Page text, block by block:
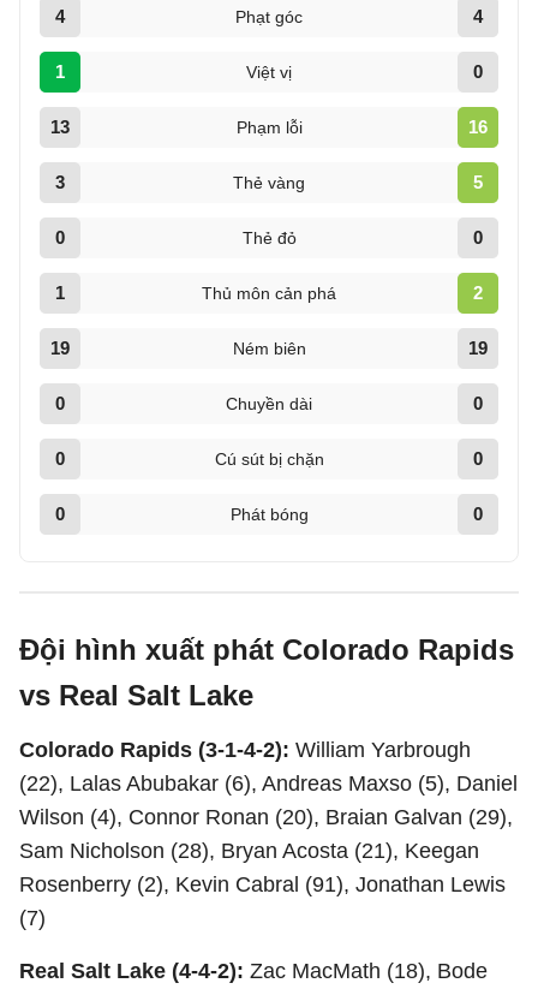
4 Phạt góc 4
1 Việt vị 0
13 Phạm lỗi 16
3 Thẻ vàng 5
0 Thẻ đỏ 0
1 Thủ môn cản phá 2
19 Ném biên 19
0 Chuyền dài 0
0 Cú sút bị chặn 0
0 Phát bóng 0
Đội hình xuất phát Colorado Rapids
vs Real Salt Lake
Colorado Rapids (3-1-4-2): William Yarbrough
(22), Lalas Abubakar (6), Andreas Maxso (5), Daniel
Wilson (4), Connor Ronan (20), Braian Galvan (29),
Sam Nicholson (28), Bryan Acosta (21), Keegan
Rosenberry (2), Kevin Cabral (91), Jonathan Lewis
(7)
Real Salt Lake (4-4-2): Zac MacMath (18), Bode